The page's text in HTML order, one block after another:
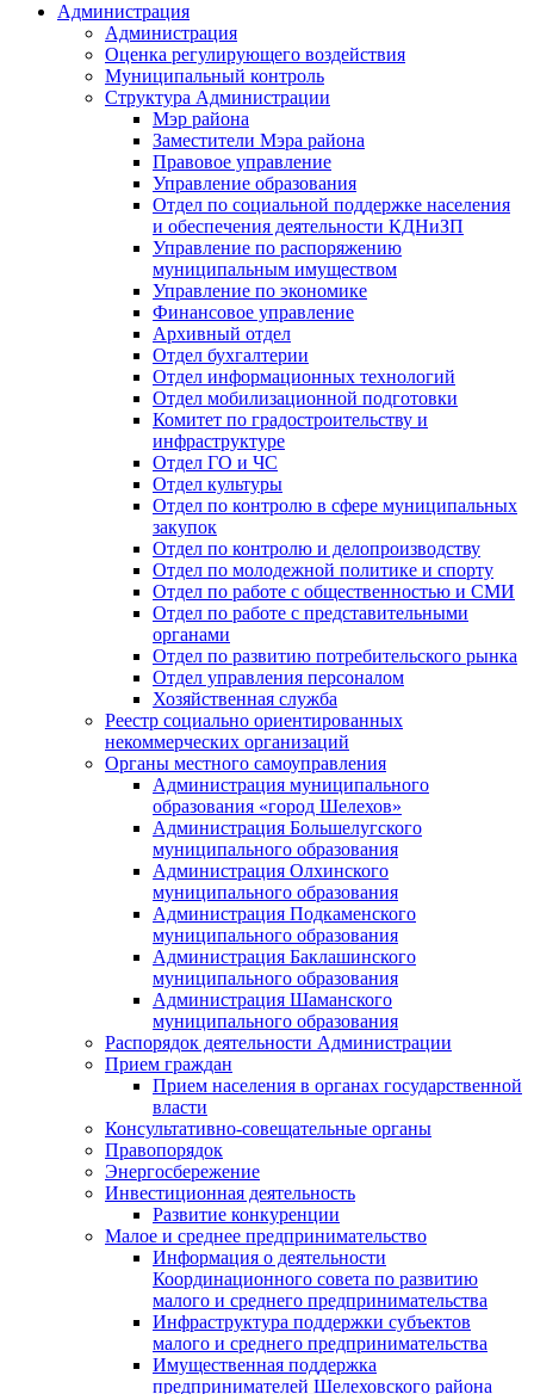
Администрация
Администрация
Оценка регулирующего воздействия
Муниципальный контроль
Структура Администрации
Мэр района
Заместители Мэра района
Правовое управление
Управление образования
Отдел по социальной поддержке населения
и обеспечения деятельности КДНиЗП
Управление по распоряжению
муниципальным имуществом
Управление по экономике
Финансовое управление
Архивный отдел
Отдел бухгалтерии
Отдел информационных технологий
Отдел мобилизационной подготовки
Комитет по градостроительству и
инфраструктуре
Отдел ГО и ЧС
Отдел культуры
Отдел по контролю в сфере муниципальных
закупок
Отдел по контролю и делопроизводству
Отдел по молодежной политике и спорту
Отдел по работе с общественностью и СМИ
Отдел по работе с представительными
органами
Отдел по развитию потребительского рынка
Отдел управления персоналом
Хозяйственная служба
Реестр социально ориентированных
некоммерческих организаций
Органы местного самоуправления
Администрация муниципального
образования «город Шелехов»
Администрация Большелугского
муниципального образования
Администрация Олхинского
муниципального образования
Администрация Подкаменского
муниципального образования
Администрация Баклашинского
муниципального образования
Администрация Шаманского
муниципального образования
Распорядок деятельности Администрации
Прием граждан
Прием населения в органах государственной
власти
Консультативно-совещательные органы
Правопорядок
Энергосбережение
Инвестиционная деятельность
Развитие конкуренции
Малое и среднее предпринимательство
Информация о деятельности
Координационного совета по развитию
малого и среднего предпринимательства
Инфраструктура поддержки субъектов
малого и среднего предпринимательства
Имущественная поддержка
предпринимателей Шелеховского района